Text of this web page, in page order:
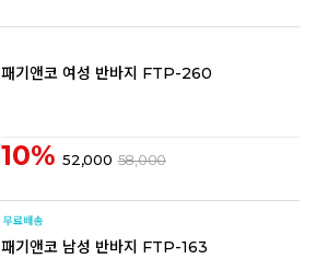
패기앤코 여성 반바지 FTP-260
10% 52,000 58,000
패기앤코 남성 반바지 FTP-163